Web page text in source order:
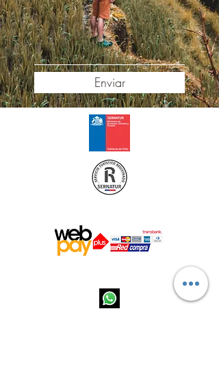
Enviar